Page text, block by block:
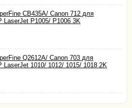
CB435A/ Canon 712 для
LaserJet P1005/ P1006 3K
Q2612A/ Canon 703 для
LaserJet 1010/ 1012/ 1015/ 1018 2K